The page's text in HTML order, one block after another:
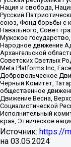
Нация и свобода,
Русский
союз, Фонд борьбы с
Навального, Совет
Мужское
Народное движение
Архангельской
Советских Светлых
Meta Platforms Inc,
Добровольческое
Черный Комитет,
общественное
Движение Весна,
Социалистической
Исполнительный
края, Этническое
Источник: https://
на 03.05.2024